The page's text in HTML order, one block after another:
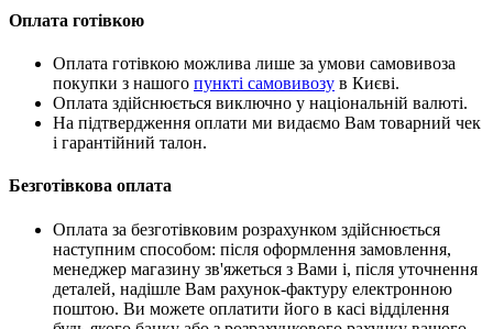
Оплата готівкою
Оплата готівкою можлива лише за умови самовивоза
покупки з нашого пункті самовивозу в Києві.
Оплата здійснюється виключно у національній валюті.
На підтвердження оплати ми видаємо Вам товарний чек
і гарантійний талон.
Безготівкова оплата
Оплата за безготівковим розрахунком здійснюється
наступним способом: після оформлення замовлення,
менеджер магазину зв'яжеться з Вами і, після уточнення
деталей, надішле Вам рахунок-фактуру електронною
поштою. Ви можете оплатити його в касі відділення